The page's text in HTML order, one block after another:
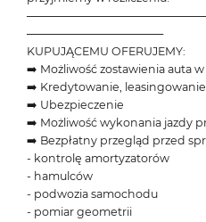
─────────────────
KUPUJĄCEMU OFERUJEMY:
➡️ Możliwość zostawienia auta
➡️ Kredytowanie,
➡️ Ubezpieczenie
➡️ Możliwość wykonania jazdy
➡️ Bezpłatny przegląd przed
- kontrolę amortyzatorów
- hamulców
- podwozia samochodu
- pomiar geometrii